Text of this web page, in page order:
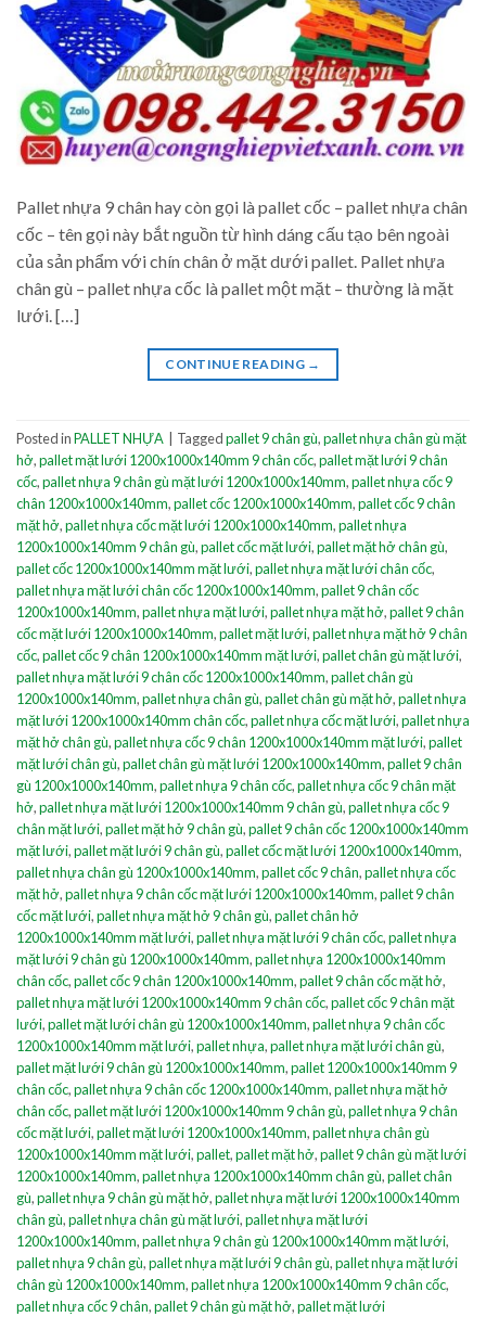
Pallet nhựa 9 chân hay còn gọi là pallet cốc – pallet nhựa chân
cốc – tên gọi này bắt nguồn từ hình dáng cấu tạo bên ngoài
của sản phẩm với chín chân ở mặt dưới pallet. Pallet nhựa
chân gù – pallet nhựa cốc là pallet một mặt – thường là mặt
lưới. […]
CONTINUE READING →
Posted inPALLET NHỰA Taggedpallet 9 chân gù,pallet nhựa chân gù mặt
hở,pallet mặt lưới 1200x1000x140mm 9 chân cốc,pallet mặt lưới 9 chân
cốc,pallet nhựa 9 chân gù mặt lưới 1200x1000x140mm,pallet nhựa cốc 9
chân 1200x1000x140mm,pallet cốc 1200x1000x140mm,pallet cốc 9 chân
mặt hở,pallet nhựa cốc mặt lưới 1200x1000x140mm,pallet nhựa
1200x1000x140mm 9 chân gù,pallet cốc mặt lưới,pallet mặt hở chân gù,
pallet cốc 1200x1000x140mm mặt lưới,pallet nhựa mặt lưới chân cốc,
pallet nhựa mặt lưới chân cốc 1200x1000x140mm,pallet 9 chân cốc
1200x1000x140mm,pallet nhựa mặt lưới,pallet nhựa mặt hở,pallet 9 chân
cốc mặt lưới 1200x1000x140mm,pallet mặt lưới,pallet nhựa mặt hở 9 chân
cốc,pallet cốc 9 chân 1200x1000x140mm mặt lưới,pallet chân gù mặt lưới,
pallet nhựa mặt lưới 9 chân cốc 1200x1000x140mm,pallet chân gù
1200x1000x140mm,pallet nhựa chân gù,pallet chân gù mặt hở,pallet nhựa
mặt lưới 1200x1000x140mm chân cốc,pallet nhựa cốc mặt lưới,pallet nhựa
mặt hở chân gù,pallet nhựa cốc 9 chân 1200x1000x140mm mặt lưới,pallet
mặt lưới chân gù,pallet chân gù mặt lưới 1200x1000x140mm,pallet 9 chân
gù 1200x1000x140mm,pallet nhựa 9 chân cốc,pallet nhựa cốc 9 chân mặt
hở,pallet nhựa mặt lưới 1200x1000x140mm 9 chân gù,pallet nhựa cốc 9
chân mặt lưới,pallet mặt hở 9 chân gù,pallet 9 chân cốc 1200x1000x140mm
mặt lưới,pallet mặt lưới 9 chân gù,pallet cốc mặt lưới 1200x1000x140mm,
pallet nhựa chân gù 1200x1000x140mm,pallet cốc 9 chân,pallet nhựa cốc
mặt hở,pallet nhựa 9 chân cốc mặt lưới 1200x1000x140mm,pallet 9 chân
cốc mặt lưới,pallet nhựa mặt hở 9 chân gù,pallet chân hở
1200x1000x140mm mặt lưới,pallet nhựa mặt lưới 9 chân cốc,pallet nhựa
mặt lưới 9 chân gù 1200x1000x140mm,pallet nhựa 1200x1000x140mm
chân cốc,pallet cốc 9 chân 1200x1000x140mm,pallet 9 chân cốc mặt hở,
pallet nhựa mặt lưới 1200x1000x140mm 9 chân cốc,pallet cốc 9 chân mặt
lưới,pallet mặt lưới chân gù 1200x1000x140mm,pallet nhựa 9 chân cốc
1200x1000x140mm mặt lưới,pallet nhựa,pallet nhựa mặt lưới chân gù,
pallet mặt lưới 9 chân gù 1200x1000x140mm,pallet 1200x1000x140mm 9
chân cốc,pallet nhựa 9 chân cốc 1200x1000x140mm,pallet nhựa mặt hở
chân cốc,pallet mặt lưới 1200x1000x140mm 9 chân gù,pallet nhựa 9 chân
cốc mặt lưới,pallet mặt lưới 1200x1000x140mm,pallet nhựa chân gù
1200x1000x140mm mặt lưới,pallet,pallet mặt hở,pallet 9 chân gù mặt lưới
1200x1000x140mm,pallet nhựa 1200x1000x140mm chân gù,pallet chân
gù,pallet nhựa 9 chân gù mặt hở,pallet nhựa mặt lưới 1200x1000x140mm
chân gù,pallet nhựa chân gù mặt lưới,pallet nhựa mặt lưới
1200x1000x140mm,pallet nhựa 9 chân gù 1200x1000x140mm mặt lưới,
pallet nhựa 9 chân gù,pallet nhựa mặt lưới 9 chân gù,pallet nhựa mặt lưới
chân gù 1200x1000x140mm,pallet nhựa 1200x1000x140mm 9 chân cốc,
pallet nhựa cốc 9 chân,pallet 9 chân gù mặt hở,pallet mặt lưới